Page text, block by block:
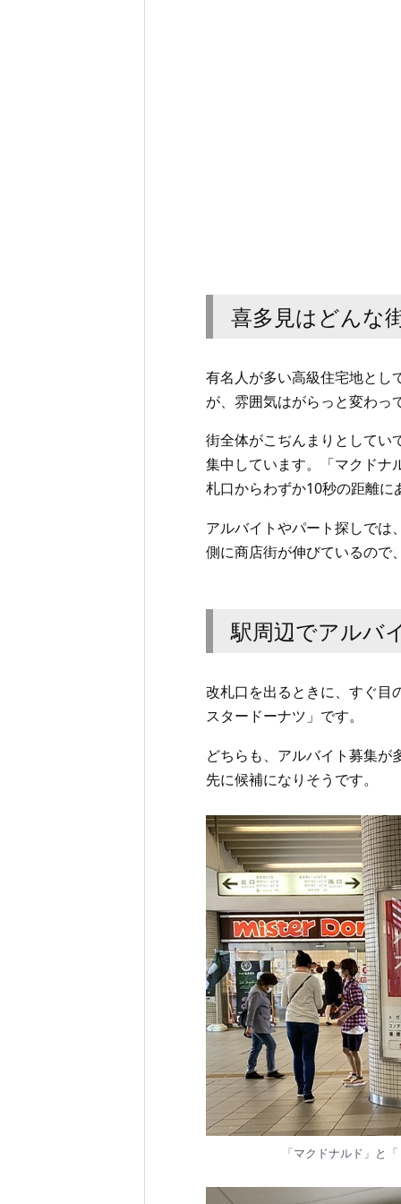
喜多見はどんな
有名人が多い高級住宅地とし
が、雰囲気はがらっと変わっ
街全体がこぢんまりとしてい
集中しています。「マクドナ
札口からわずか10秒の距離に
アルバイトやパート探しでは
側に商店街が伸びているので
駅周辺でアルバ
改札口を出るときに、すぐ目
スタードーナツ」です。
どちらも、アルバイト募集が
先に候補になりそうです。
「マクドナルド」と